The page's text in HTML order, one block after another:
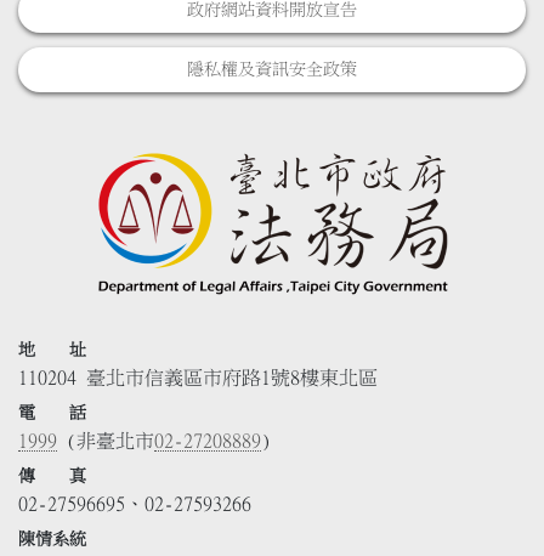
政府網站資料開放宣告
隱私權及資訊安全政策
地 址
110204 臺北市信義區市府路1號8樓東北區
電 話
1999 (非臺北市02-27208889)
傳 真
02-27596695、02-27593266
陳情系統